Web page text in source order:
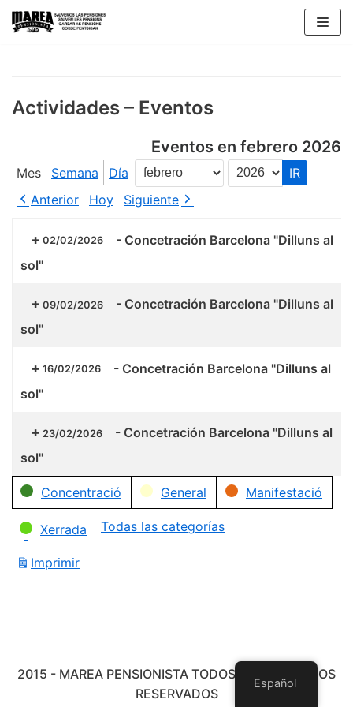
Saltar
Actividades – Eventos
Eventos en febrero 2026
Mes Semana Día
Mes
Año
Anterior
Hoy Siguiente
02/02/2026 - Concetración Barcelona "Dilluns al
sol"
09/02/2026 - Concetración Barcelona "Dilluns al
sol"
16/02/2026 - Concetración Barcelona "Dilluns al
sol"
23/02/2026 - Concetración Barcelona "Dilluns al
sol"
Categorías
Concentració General Manifestació
Xerrada Todas las categorías
Imprimir
2015 - MAREA PENSIONISTA TODOS LOS DERECHOS
RESERVADOS
Español